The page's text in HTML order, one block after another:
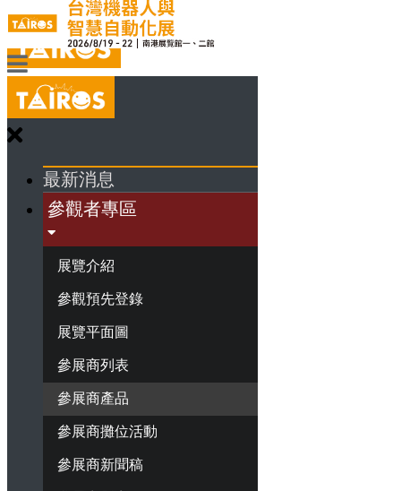
最新消息
參觀者專區
展覽介紹
參觀預先登錄
展覽平面圖
參展商列表
參展商產品
參展商攤位活動
參展商新聞稿